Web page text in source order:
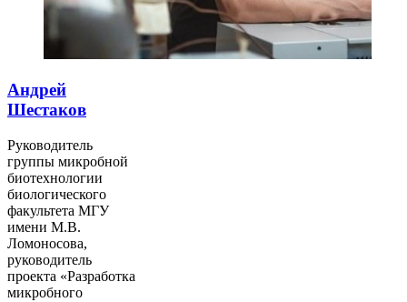
Андрей
Шестаков
Руководитель
группы микробной
биотехнологии
биологического
факультета МГУ
имени М.В.
Ломоносова,
руководитель
проекта «Разработка
микробного